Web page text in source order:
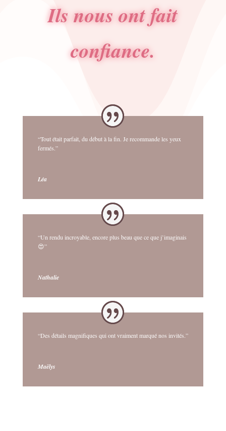
Ils nous ont fait
confiance.
“Tout était parfait, du début à la fin. Je recommande les yeux
fermés.”
Léa
“Un rendu incroyable, encore plus beau que ce que j’imaginais
😍”
Nathalie
“Des détails magnifiques qui ont vraiment marqué nos invités.”
Maëlys